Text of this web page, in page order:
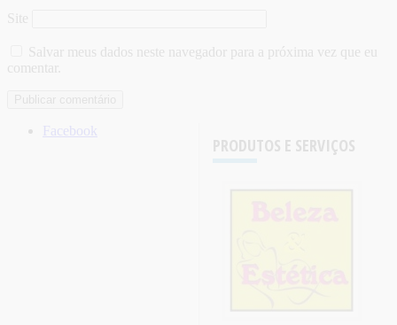
Site
Salvar meus dados neste navegador para a próxima vez que eu
comentar.
PRODUTOS E SERVIÇOS
Facebook